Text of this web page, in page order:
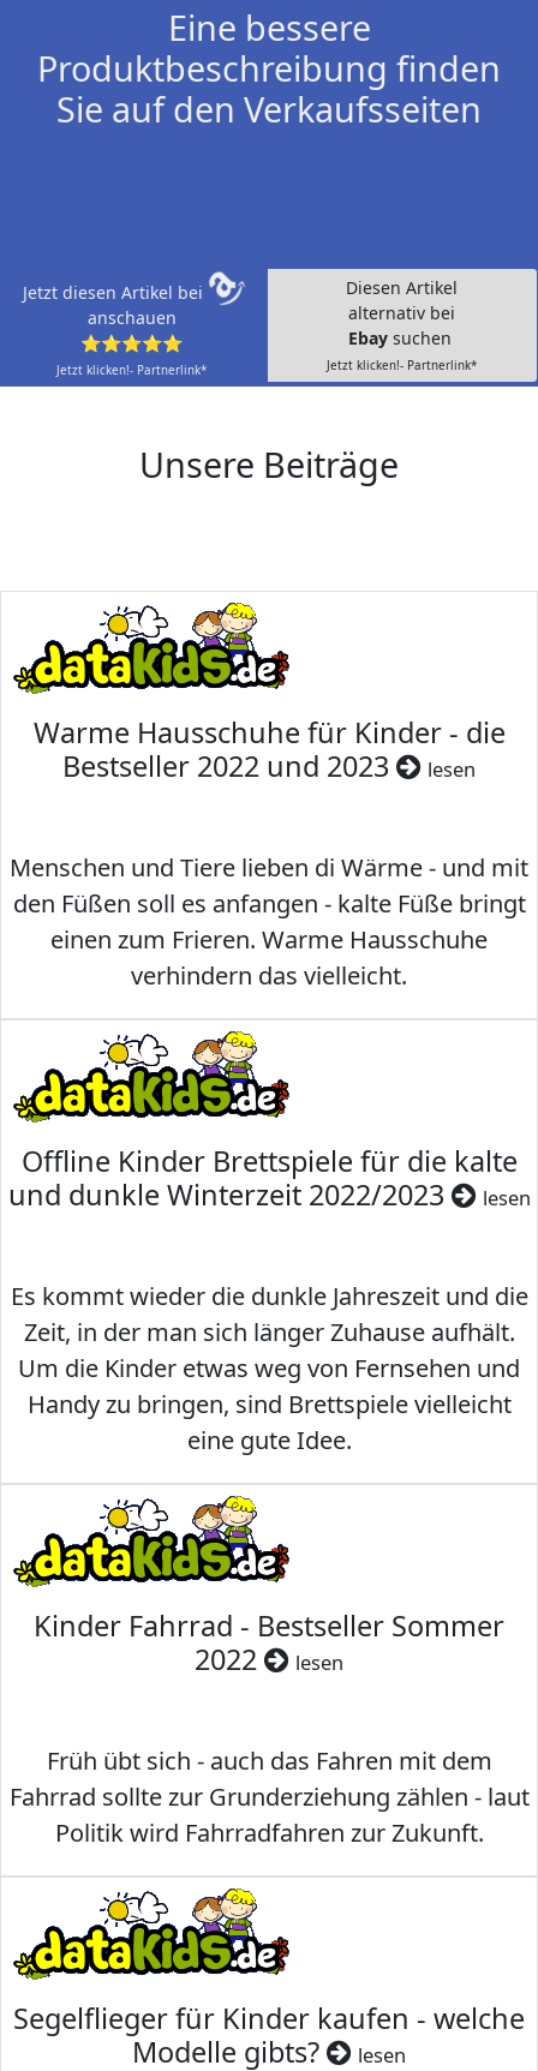
Eine bessere
Produktbeschreibung finden
Sie auf den Verkaufsseiten
Jetzt diesen Artikel bei
anschauen
⭐⭐⭐⭐⭐
Jetzt klicken!- Partnerlink*
Diesen Artikel
alternativ bei
Ebay suchen
Jetzt klicken!- Partnerlink*
Unsere Beiträge
Warme Hausschuhe für Kinder - die
Bestseller 2022 und 2023
lesen
Menschen und Tiere lieben di Wärme - und mit
den Füßen soll es anfangen - kalte Füße bringt
einen zum Frieren. Warme Hausschuhe
verhindern das vielleicht.
Offline Kinder Brettspiele für die kalte
und dunkle Winterzeit 2022/2023
lesen
Es kommt wieder die dunkle Jahreszeit und die
Zeit, in der man sich länger Zuhause aufhält.
Um die Kinder etwas weg von Fernsehen und
Handy zu bringen, sind Brettspiele vielleicht
eine gute Idee.
Kinder Fahrrad - Bestseller Sommer
2022
lesen
Früh übt sich - auch das Fahren mit dem
Fahrrad sollte zur Grunderziehung zählen - laut
Politik wird Fahrradfahren zur Zukunft.
Segelflieger für Kinder kaufen - welche
Modelle gibts?
lesen